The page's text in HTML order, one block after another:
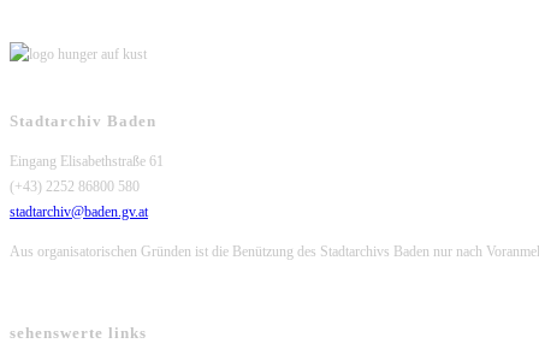
Stadtarchiv Baden
Eingang Elisabethstraße 61
(+43) 2252 86800 580
stadtarchiv@baden.gv.at
Aus organisatorischen Gründen ist die Benützung des Stadtarchivs Baden nur nach
sehenswerte links